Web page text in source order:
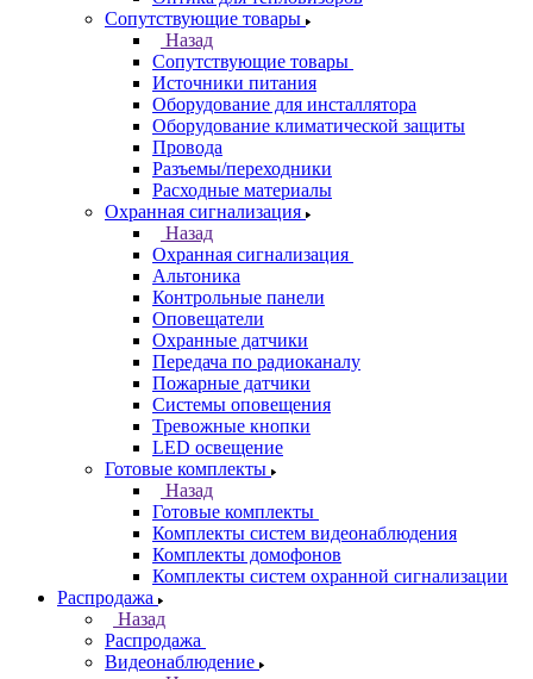
Сопутствующие товары
Назад
Сопутствующие товары
Источники питания
Оборудование для инсталлятора
Оборудование климатической защиты
Провода
Разъемы/переходники
Расходные материалы
Охранная сигнализация
Назад
Охранная сигнализация
Альтоника
Контрольные панели
Оповещатели
Охранные датчики
Передача по радиоканалу
Пожарные датчики
Системы оповещения
Тревожные кнопки
LED освещение
Готовые комплекты
Назад
Готовые комплекты
Комплекты систем видеонаблюдения
Комплекты домофонов
Комплекты систем охранной сигнализации
Распродажа
Назад
Распродажа
Видеонаблюдение